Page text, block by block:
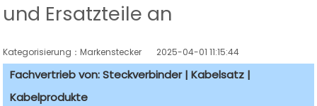
und Ersatzteile an
Kategorisierung：Markenstecker 2025-04-01 11:15:44
Fachvertrieb von: Steckverbinder | Kabelsatz |
Kabelprodukte